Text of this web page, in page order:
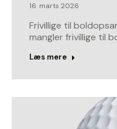
16. marts 2026
Frivillige til
mangler frivillige til
Læs mere